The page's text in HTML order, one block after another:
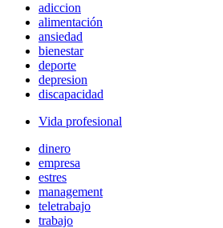
adiccion
alimentación
ansiedad
bienestar
deporte
depresion
discapacidad
Vida profesional
dinero
empresa
estres
management
teletrabajo
trabajo